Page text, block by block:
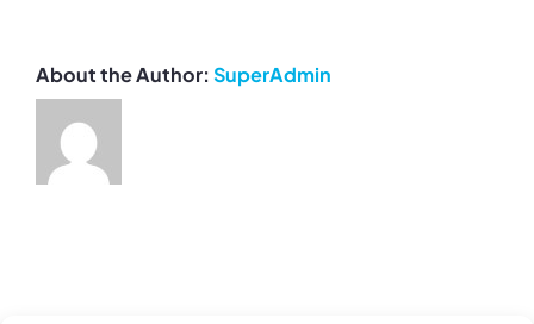
About the Author:SuperAdmin